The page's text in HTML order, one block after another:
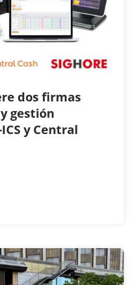
dos firmas
gestión
y Central